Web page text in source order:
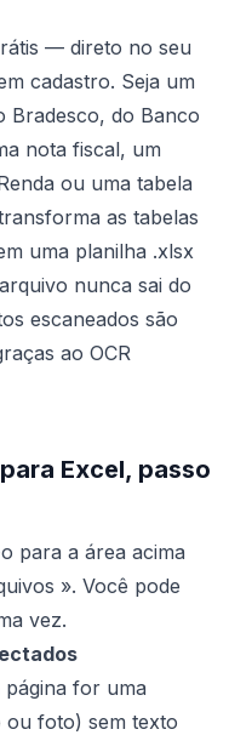
— direto no seu
cadastro. Seja um
Bradesco, do Banco
nota fiscal, um
ou uma tabela
as tabelas
uma planilha .xlsx
nunca sai do
escaneados são
ao OCR
Excel, passo
para a área acima
». Você pode
vez.
página for uma
ou foto) sem texto